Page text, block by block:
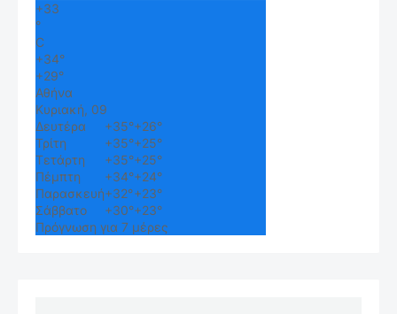
+33
°
C
+34°
+29°
Αθήνα
Κυριακή, 09
Δευτέρα
+35°+26°
Τρίτη
+35°+25°
Τετάρτη
+35°+25°
Πέμπτη
+34°+24°
Παρασκευή+32°+23°
Σάββατο
+30°+23°
Πρόγνωση για 7 μέρες